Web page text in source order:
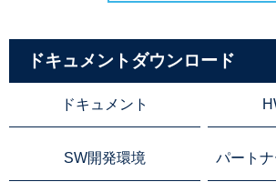
ドキュメントダウンロード
ドキュメント
SW開発環境 パート